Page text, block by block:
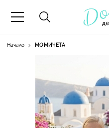
Начало МОМИЧЕТА